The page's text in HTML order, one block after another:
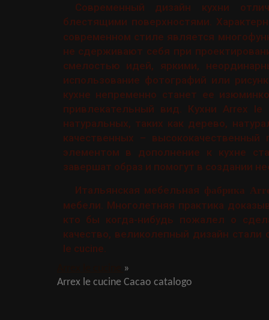
Современный дизайн кухни
блестящими поверхностями.
современном стиле является
не сдерживают себя при
смелостью идей, яркими,
использование фотографий или
кухне непременно станет ее
привлекательный вид. Кухни Arrex
натуральных, таких как дерево,
качественных –
элементом в дополнение к кухне
завершат образ и помогут в создании
Итальянская мебельная фабрика
мебели. Многолетняя практика
кто бы когда-нибудь пожалел о
качество, великолепный дизайн
le cucine.
»
Arrex le cucine Cacao catalogo